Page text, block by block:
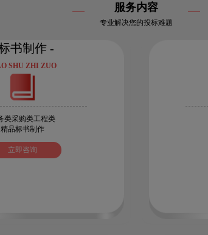
服务内容
专业解决您的投标难题
书制作 -
SHU ZHI ZUO
类采购类工程类
精品标书制作
立即咨询